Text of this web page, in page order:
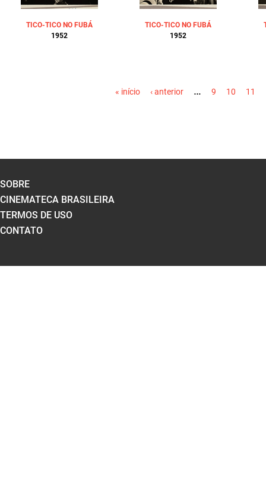
TICO-TICO NO FUBÁ
1952
TICO-TICO NO FUBÁ
1952
« início ‹ anterior … 9 10 11
SOBRE
CINEMATECA BRASILEIRA
TERMOS DE USO
CONTATO